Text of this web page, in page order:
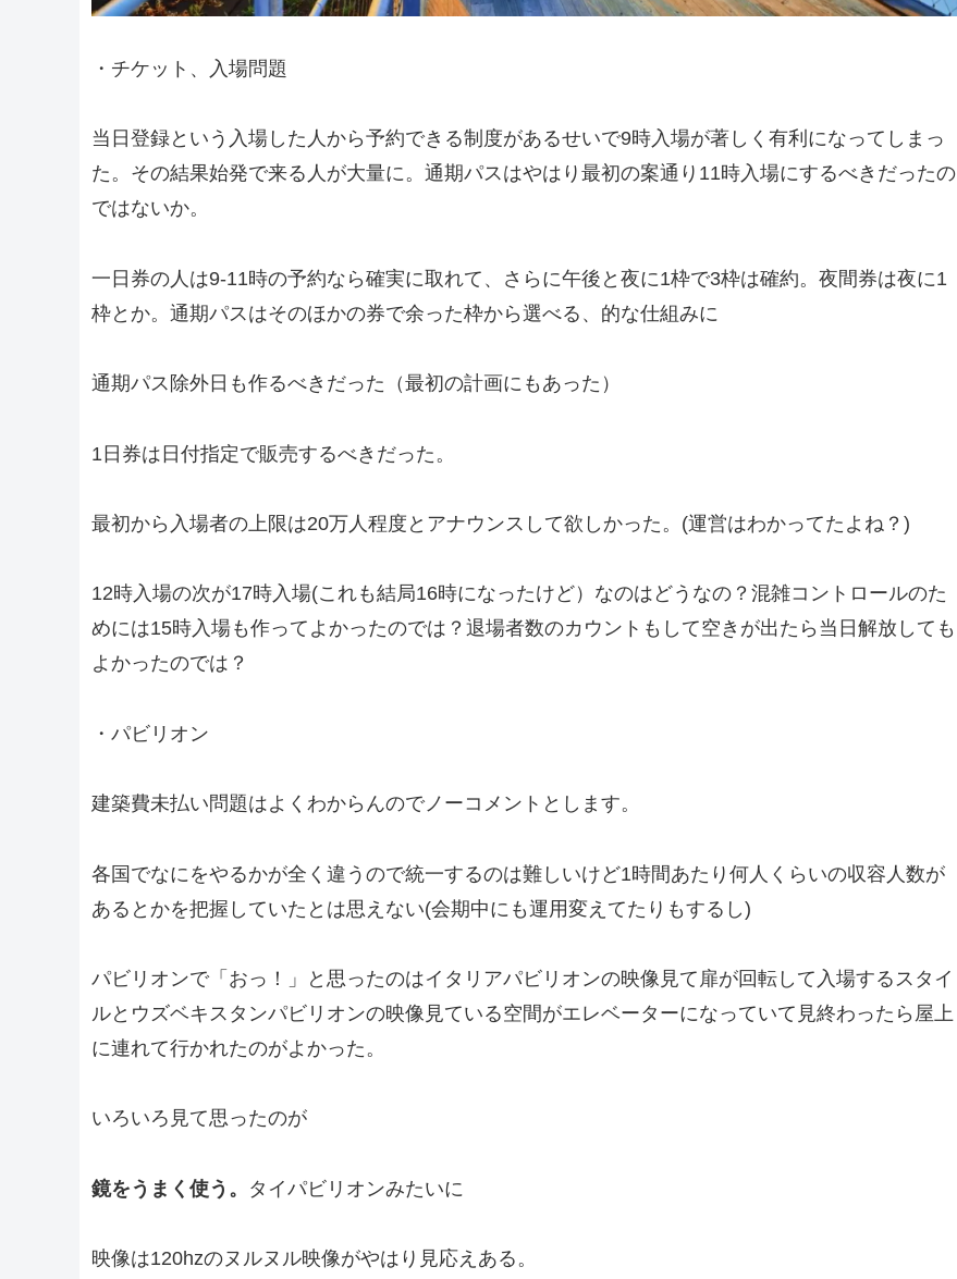
・チケット、入場問題
当日登録という入場した人から予約できる制度があるせいで9時入場が著しく有利になってしまっ
た。その結果始発で来る人が大量に。通期パスはやはり最初の案通り11時入場にするべきだったの
ではないか。
一日券の人は9-11時の予約なら確実に取れて、さらに午後と夜に1枠で3枠は確約。夜間券は夜に1
枠とか。通期パスはそのほかの券で余った枠から選べる、的な仕組みに
通期パス除外日も作るべきだった（最初の計画にもあった）
1日券は日付指定で販売するべきだった。
最初から入場者の上限は20万人程度とアナウンスして欲しかった。(運営はわかってたよね？)
12時入場の次が17時入場(これも結局16時になったけど）なのはどうなの？混雑コントロールのた
めには15時入場も作ってよかったのでは？退場者数のカウントもして空きが出たら当日解放しても
よかったのでは？
・パビリオン
建築費未払い問題はよくわからんのでノーコメントとします。
各国でなにをやるかが全く違うので統一するのは難しいけど1時間あたり何人くらいの収容人数が
あるとかを把握していたとは思えない(会期中にも運用変えてたりもするし)
パビリオンで「おっ！」と思ったのはイタリアパビリオンの映像見て扉が回転して入場するスタイ
ルとウズベキスタンパビリオンの映像見ている空間がエレベーターになっていて見終わったら屋上
に連れて行かれたのがよかった。
いろいろ見て思ったのが
鏡をうまく使う。 タイパビリオンみたいに
映像は120hzのヌルヌル映像がやはり見応えある。